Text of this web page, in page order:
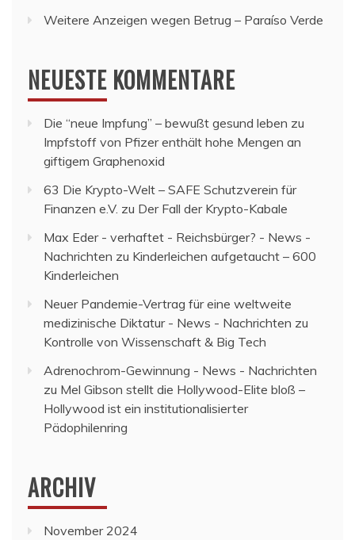
Weitere Anzeigen wegen Betrug – Paraíso Verde
NEUESTE KOMMENTARE
Die “neue Impfung” – bewußt gesund leben zu
Impfstoff von Pfizer enthält hohe Mengen an
giftigem Graphenoxid
63 Die Krypto-Welt – SAFE Schutzverein für
Finanzen e.V. zu Der Fall der Krypto-Kabale
Max Eder - verhaftet - Reichsbürger? - News -
Nachrichten zu Kinderleichen aufgetaucht – 600
Kinderleichen
Neuer Pandemie-Vertrag für eine weltweite
medizinische Diktatur - News - Nachrichten zu
Kontrolle von Wissenschaft & Big Tech
Adrenochrom-Gewinnung - News - Nachrichten
zu Mel Gibson stellt die Hollywood-Elite bloß –
Hollywood ist ein institutionalisierter
Pädophilenring
ARCHIV
November 2024